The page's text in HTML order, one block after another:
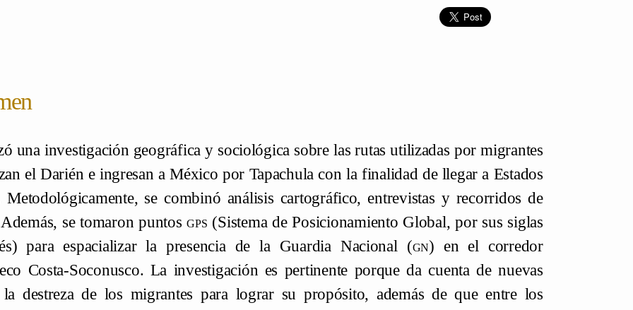
una investigación geográfica y sociológica sobre las rutas utilizadas por migrantes
el Darién e ingresan a México por Tapachula con la finalidad de llegar a Estados
Metodológicamente, se combinó análisis cartográfico, entrevistas y recorridos de
se tomaron puntosgps (Sistema de Posicionamiento Global, por sus siglas
para espacializar la presencia de la Guardia Nacional (gn) en el corredor
Costa-Soconusco. La investigación es pertinente porque da cuenta de nuevas
destreza de los migrantes para lograr su propósito, además de que entre los